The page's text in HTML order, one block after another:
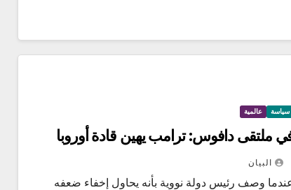
سياسة عالمية
ملتقى دافوس: ترامب يهين قادة أوروبا
البيان
وصف رئيس دولة نووية بأنه يحاول إخفاء ضعفه